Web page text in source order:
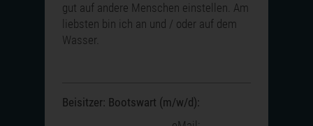
gut auf andere Menschen einstellen. Am
liebsten bin ich an und / oder auf dem
Wasser.
Beisitzer: Bootswart (m/w/d):